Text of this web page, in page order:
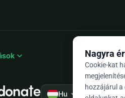
expand_more
Hu arrow_drop_down ★★★★★
Nagyra
Cookie-kat
hozzájárul